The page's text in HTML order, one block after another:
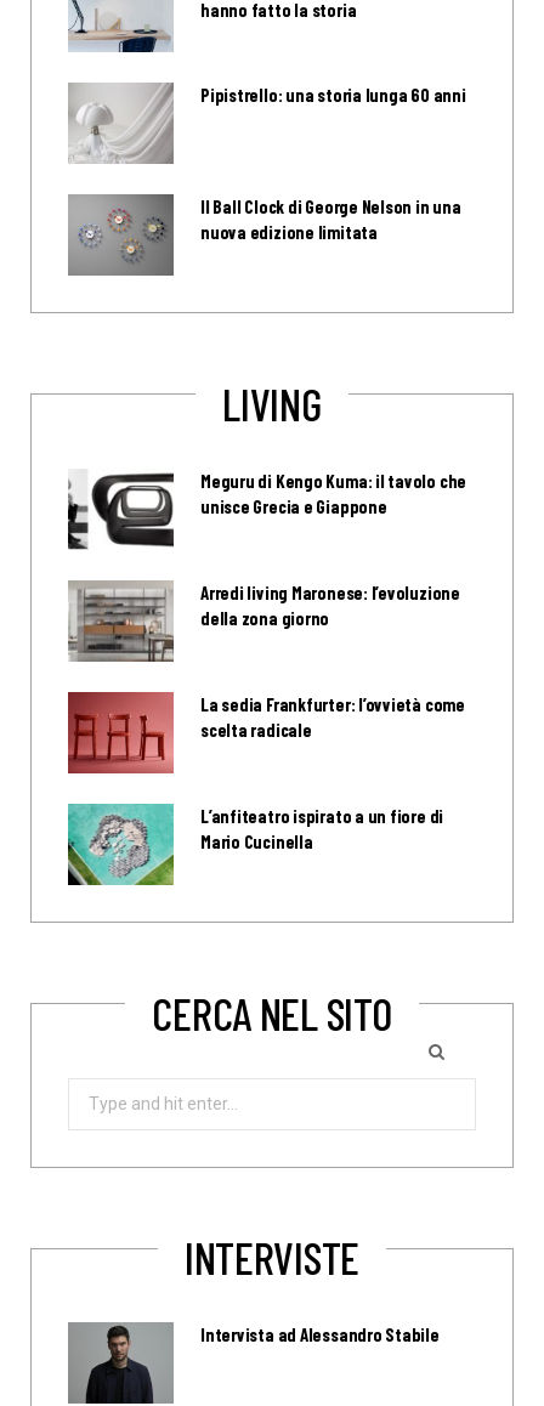
hanno fatto la storia
Pipistrello: una storia lunga 60 anni
Il Ball Clock di George Nelson in una
nuova edizione limitata
LIVING
Meguru di Kengo Kuma: il tavolo che
unisce Grecia e Giappone
Arredi living Maronese: l’evoluzione
della zona giorno
La sedia Frankfurter: l’ovvietà come
scelta radicale
L’anfiteatro ispirato a un fiore di
Mario Cucinella
CERCA NEL SITO
Search
INTERVISTE
Intervista ad Alessandro Stabile